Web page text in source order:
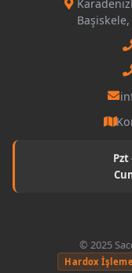
Pzt
© 2025
Hardox İşleme